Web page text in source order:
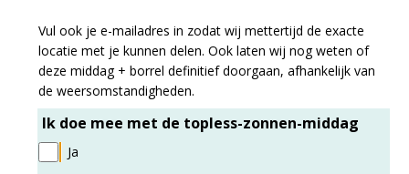
Vul ook je e-mailadres in zodat wij mettertijd de exacte
locatie met je kunnen delen. Ook laten wij nog weten of
deze middag + borrel definitief doorgaan, afhankelijk van
de weersomstandigheden.
Ik doe mee met de topless-zonnen-middag
Ja